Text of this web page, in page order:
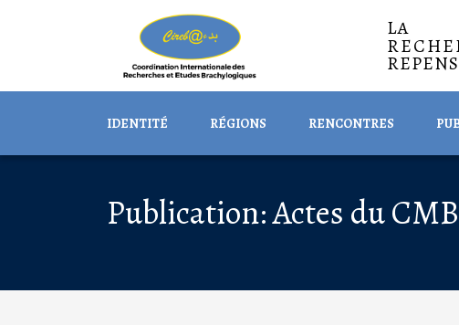
LA
IDENTITÉ RÉGIONS RENCONTRES
Publication: Actes du